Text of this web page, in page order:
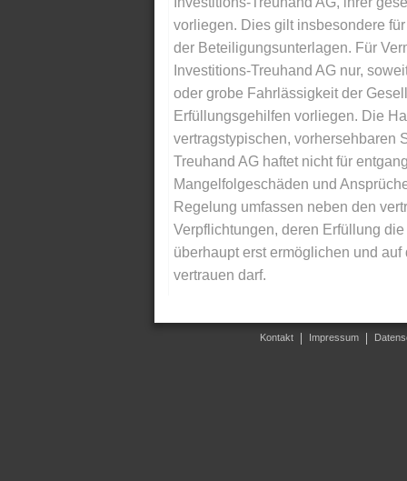
vorliegen. Dies gilt insbesondere
der Beteiligungsunterlagen. Für
Investitions-Treuhand AG nur,
oder grobe Fahrlässigkeit der
Erfüllungsgehilfen vorliegen. Die
vertragstypischen, vorhersehbaren
Treuhand AG haftet nicht für
Mangelfolgeschäden und
Regelung umfassen neben den
Verpflichtungen, deren Erfüllung
überhaupt erst ermöglichen und
vertrauen darf.
Kontakt Impressum